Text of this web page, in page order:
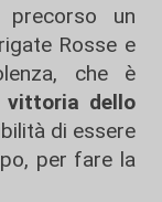
un
Rosse e
che è
vittoria dello
di essere
per fare la